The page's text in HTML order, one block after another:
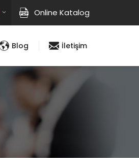
Online Katalog
Blog İletişim